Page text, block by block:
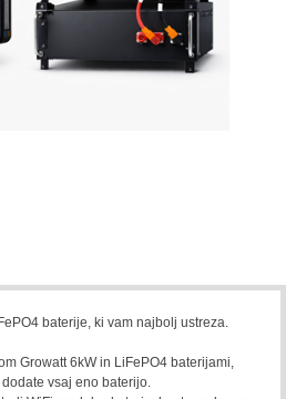
baterije, ki vam najbolj ustreza.
Growatt 6kW in LiFePO4 baterijami,
vsaj eno baterijo.